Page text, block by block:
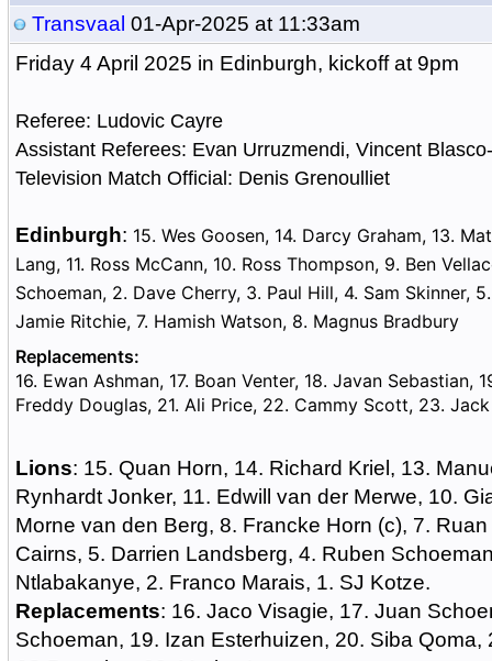
Transvaal 01-Apr-2025 at 11:33am
Friday 4 April 2025 in Edinburgh, kickoff at 9pm
Referee: Ludovic Cayre
Assistant Referees: Evan Urruzmendi, Vincent
Television Match Official: Denis Grenoulliet
Edinburgh: 15. Wes Goosen, 14. Darcy Graham, 13.
Lang, 11. Ross McCann, 10. Ross Thompson, 9. Ben
Schoeman, 2. Dave Cherry, 3. Paul Hill, 4. Sam Skinner,
Jamie Ritchie, 7. Hamish Watson, 8. Magnus Bradbury
Replacements:
16. Ewan Ashman, 17. Boan Venter, 18. Javan Sebastian,
Freddy Douglas, 21. Ali Price, 22. Cammy Scott, 23.
Lions: 15. Quan Horn, 14. Richard Kriel, 13.
Rynhardt Jonker, 11. Edwill van der Merwe, 10.
Morne van den Berg, 8. Francke Horn (c), 7.
Cairns, 5. Darrien Landsberg, 4. Ruben
Ntlabakanye, 2. Franco Marais, 1. SJ Kotze.
Replacements: 16. Jaco Visagie, 17. Juan
Schoeman, 19. Izan Esterhuizen, 20. Siba Qoma,